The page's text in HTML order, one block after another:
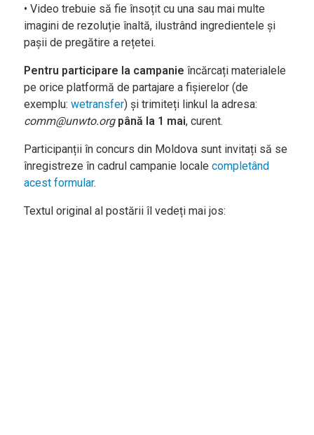
• Video trebuie să fie însoțit cu una sau mai multe
imagini de rezoluție înaltă, ilustrând ingredientele și
pașii de pregătire a rețetei.
Pentru participare la campanie încărcați materialele
pe orice platformă de partajare a fișierelor (de
exemplu: wetransfer) și trimiteți linkul la adresa:
comm@unwto.org până la 1 mai, curent.
Participanții în concurs din Moldova sunt invitați să se
înregistreze în cadrul campanie locale completând
acest formular.
Textul original al postării îl vedeți mai jos: